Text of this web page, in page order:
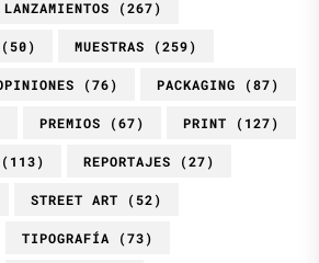
LANZAMIENTOS (267)
(50) MUESTRAS (259)
OPINIONES (76) PACKAGING (87)
PREMIOS (67) PRINT (127)
(113) REPORTAJES (27)
STREET ART (52)
TIPOGRAFÍA (73)